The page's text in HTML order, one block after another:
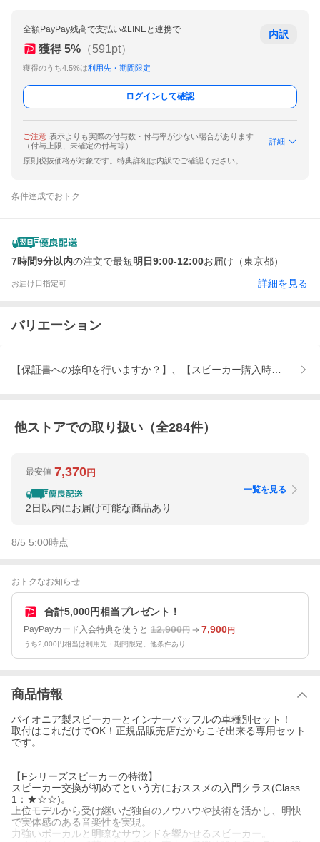
全額PayPay残高で支払い&LINEと連携で
獲得 5% （591pt）
獲得のうち4.5%は利用先・期間限定
内訳
ログインして確認
ご注意 表示よりも実際の付与数・付与率が少ない場合があります
（付与上限、未確定の付与等）
詳細
原則税抜価格が対象です。特典詳細は内訳でご確認ください。
条件達成でおトク
7時間9分以内の注文で最短明日9:00-12:00お届け（東京都）
お届け日指定可 詳細を見る
バリエーション
【保証書への捺印を行いますか？】、【スピーカー購入時のお勧め
他ストアでの取り扱い（全284件）
最安値 7,370円
2日以内にお届け可能な商品あり
一覧を見る
8/5 5:00時点
おトクなお知らせ
合計5,000円相当プレゼント！
PayPayカード入会特典を使うと 12,900円 7,900円
うち2,000円相当は利用先・期間限定。他条件あり
商品情報
パイオニア製スピーカーとインナーバッフルの車種別セット！
取付はこれだけでOK！正規品販売店だからこそ出来る専用セット
です。
【Fシリーズスピーカーの特徴】
スピーカー交換が初めてという方におススメの入門クラス(Class
1：★☆☆)。
上位モデルから受け継いだ独自のノウハウや技術を活かし、明快
で実体感のある音楽性を実現。
力強いボーカルと明瞭なサウンドを響かせるスピーカー。